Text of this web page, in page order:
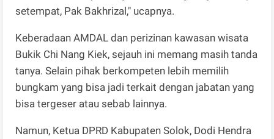
setempat, Pak Bakhrizal," ucapnya.
Keberadaan AMDAL dan perizinan kawasan wisata
Bukik Chi Nang Kiek, sejauh ini memang masih tanda
tanya. Selain pihak berkompeten lebih memilih
bungkam yang bisa jadi terkait dengan jabatan yang
bisa tergeser atau sebab lainnya.
Namun, Ketua DPRD Kabupaten Solok, Dodi Hendra